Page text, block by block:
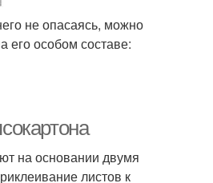
не опасаясь, можно
его особом составе:
на основании двумя
листов к